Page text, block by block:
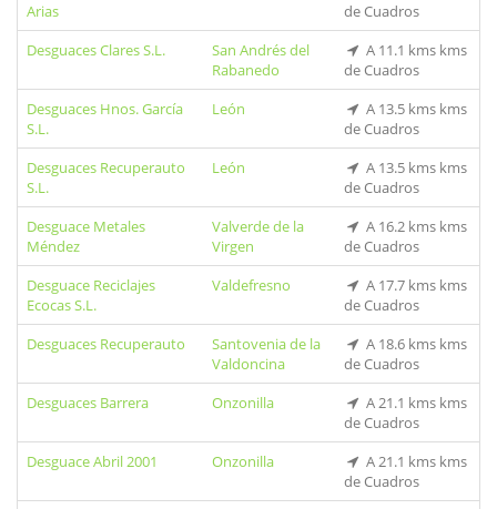
Arias
de Cuadros
Desguaces Clares S.L.
San Andrés del
Rabanedo
A 11.1 kms kms
de Cuadros
Desguaces Hnos. García
S.L.
León
A 13.5 kms kms
de Cuadros
Desguaces Recuperauto
S.L.
León
A 13.5 kms kms
de Cuadros
Desguace Metales
Méndez
Valverde de la
Virgen
A 16.2 kms kms
de Cuadros
Desguace Reciclajes
Ecocas S.L.
Valdefresno
A 17.7 kms kms
de Cuadros
Desguaces Recuperauto
Santovenia de la
Valdoncina
A 18.6 kms kms
de Cuadros
Desguaces Barrera
Onzonilla
A 21.1 kms kms
de Cuadros
Desguace Abril 2001
Onzonilla
A 21.1 kms kms
de Cuadros